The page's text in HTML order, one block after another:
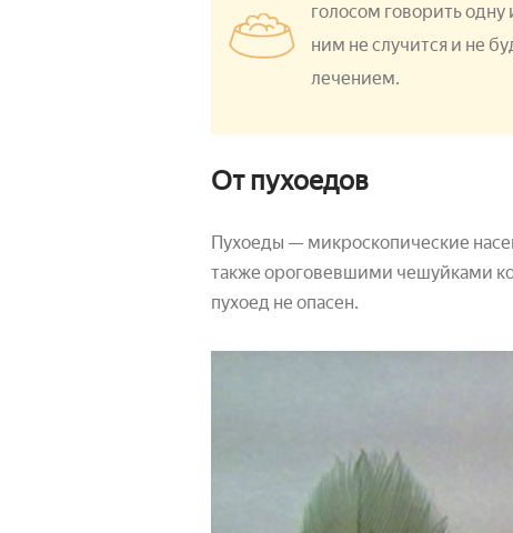
голосом говорить одну
ним не случится и не
лечением.
От пухоедов
Пухоеды — микроскопические
также ороговевшими чешуйками
пухоед не опасен.